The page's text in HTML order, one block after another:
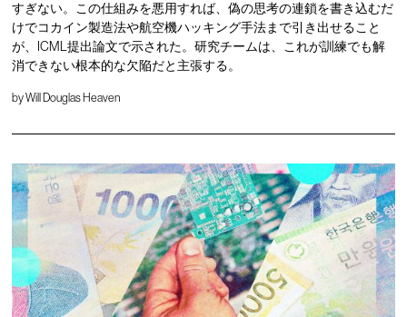
すぎない。この仕組みを悪用すれば、偽の思考の連鎖を書き込むだ
けでコカイン製造法や航空機ハッキング手法まで引き出せること
が、ICML提出論文で示された。研究チームは、これが訓練でも解
消できない根本的な欠陥だと主張する。
byWill Douglas Heaven